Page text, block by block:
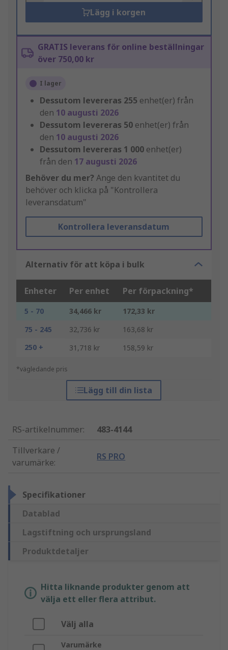
Lägg i korgen
GRATIS leverans för online beställningar
över 750,00 kr
I lager
Dessutom levereras 255 enhet(er) från
den 10 augusti 2026
Dessutom levereras 50 enhet(er) från
den 10 augusti 2026
Dessutom levereras 1 000 enhet(er)
från den 17 augusti 2026
Behöver du mer? Ange den kvantitet du
behöver och klicka på "Kontrollera
leveransdatum"
Kontrollera leveransdatum
Alternativ för att köpa i bulk
Enheter Per enhet Per förpackning*
5 - 70 34,466 kr
172,33 kr
75 - 245
32,736 kr
163,68 kr
250 +
31,718 kr 158,59 kr
*vägledande pris
Lägg till din lista
RS-artikelnummer:
483-4144
Tillverkare /
varumärke:
RS PRO
Specifikationer
Datablad
Lagstiftning och ursprungsland
Produktdetaljer
Hitta liknande produkter genom att
välja ett eller flera attribut.
Välj alla
Varumärke